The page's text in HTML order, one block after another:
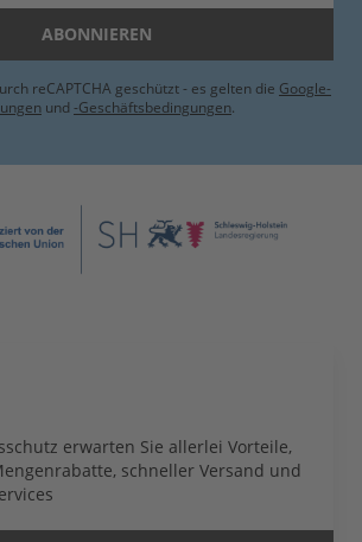
ABONNIEREN
reCAPTCHA geschützt - es gelten die Google-
und -Geschäftsbedingungen.
erwarten Sie allerlei Vorteile,
schneller Versand und